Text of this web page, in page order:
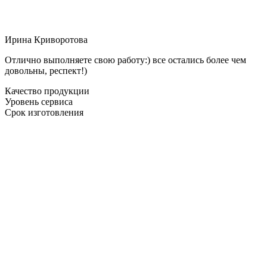
Ирина Криворотова
Отлично выполняете свою работу:) все остались более чем
довольны, респект!)
Качество продукции
Уровень сервиса
Срок изготовления